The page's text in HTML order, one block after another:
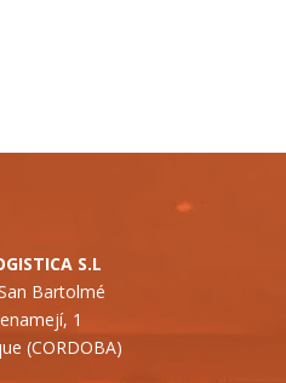
S.L
Bartolmé
1
(CORDOBA)